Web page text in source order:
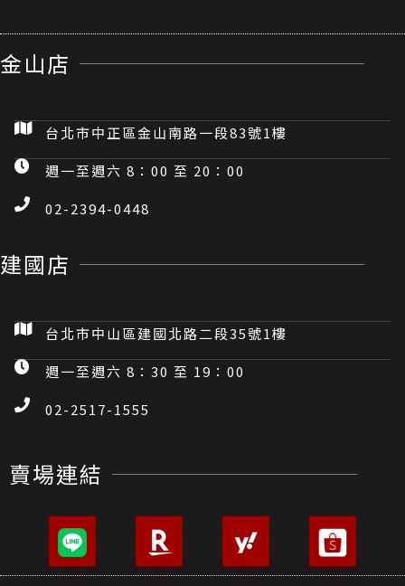
金山店
台北市中正區金山南路一段83號1樓
週一至週六 8：00 至 20：00
02-2394-0448
建國店
台北市中山區建國北路二段35號1樓
週一至週六 8：30 至 19：00
02-2517-1555
賣場連結